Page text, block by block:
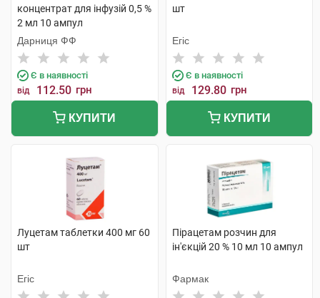
концентрат для інфузій 0,5 %
2 мл 10 ампул
Дарниця ФФ
Є в наявності
від 112.50 грн
КУПИТИ
шт
Егіс
Є в наявності
від 129.80 грн
КУПИТИ
Луцетам таблетки 400 мг 60
шт
Егіс
Пірацетам розчин для
ін'єкцій 20 % 10 мл 10 ампул
Фармак